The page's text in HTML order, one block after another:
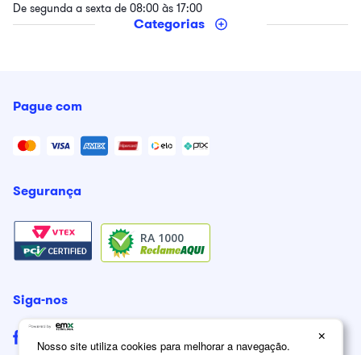
De segunda a sexta de 08:00 às 17:00
Categorias
Pague com
Segurança
RA 1000
Siga-nos
×
Nosso site utiliza cookies para melhorar a navegação.